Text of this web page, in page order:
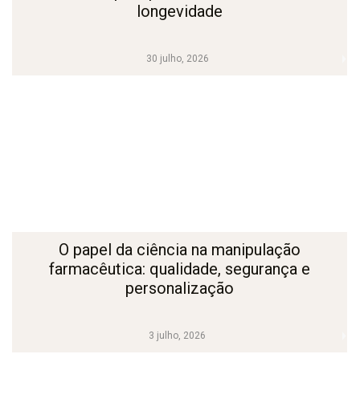
30 julho, 2026
longevidade
3 julho, 2026
O papel da ciência na manipulação
farmacêutica: qualidade, segurança e
personalização